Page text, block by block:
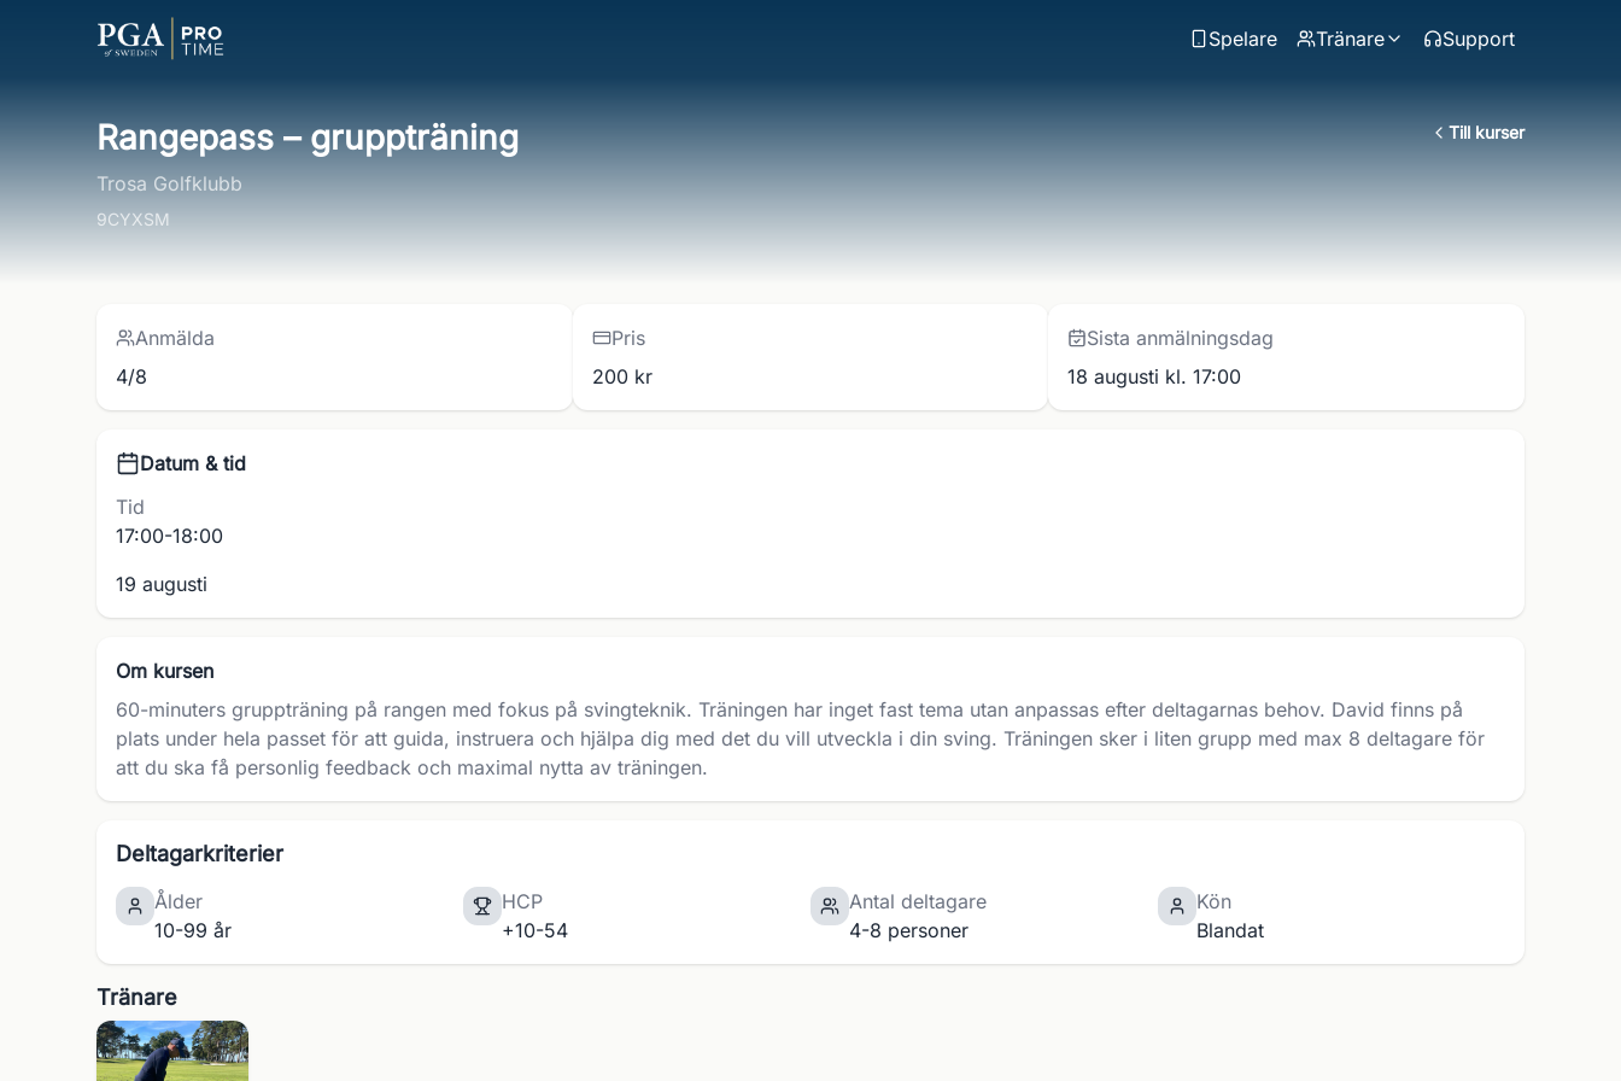
Spelare Tränare Support
Till kurser
Rangepass – gruppträning
Trosa Golfklubb
9CYXSM
Anmälda
4/8
Pris
200 kr
Sista anmälningsdag
18 augusti kl. 17:00
Datum & tid
Tid
17:00-18:00
19 augusti
Om kursen
60-minuters gruppträning på rangen med fokus på svingteknik. Träningen har inget fast tema utan anpassas efter deltagarnas behov. David finns på
plats under hela passet för att guida, instruera och hjälpa dig med det du vill utveckla i din sving. Träningen sker i liten grupp med max 8 deltagare för
att du ska få personlig feedback och maximal nytta av träningen.
Deltagarkriterier
Ålder
10-99 år
HCP
+10-54
Antal deltagare
4-8 personer
Kön
Blandat
Tränare